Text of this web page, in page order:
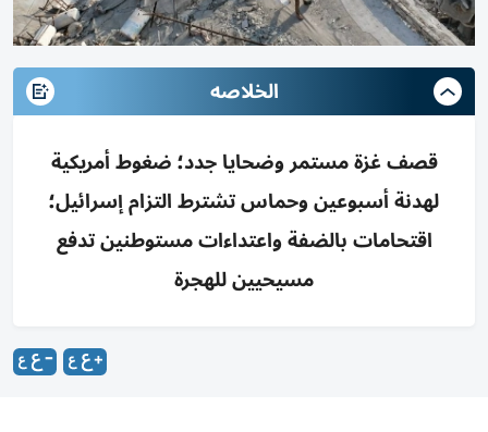
الخلاصه
قصف غزة مستمر وضحايا جدد؛ ضغوط أمريكية
لهدنة أسبوعين وحماس تشترط التزام إسرائيل؛
اقتحامات بالضفة واعتداءات مستوطنين تدفع
مسيحيين للهجرة